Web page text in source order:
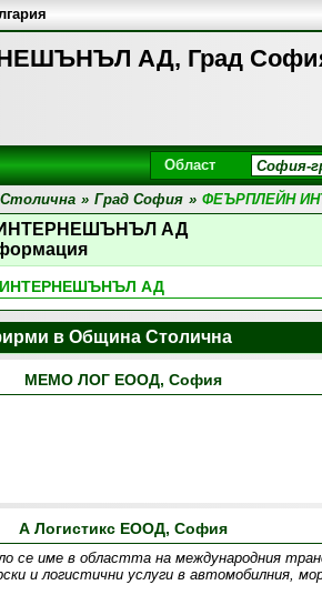
АД, Град
Област
» Град София » ФЕЪРПЛЕЙН
АД
АД
в Община Столична
МЕМО ЛОГ ЕООД, София
А Логистикс ЕООД, София
се име в областта на международния
и логистични услуги в автомобилния,